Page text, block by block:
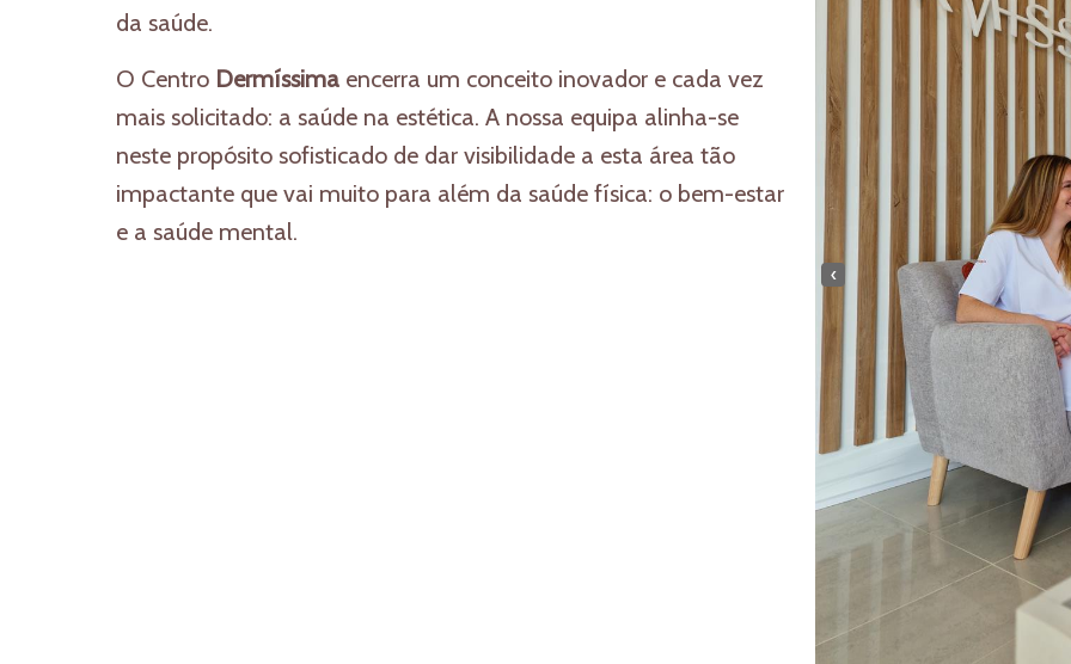
da saúde.
O Centro Dermíssima encerra um conceito inovador e cada vez
mais solicitado: a saúde na estética. A nossa equipa alinha-se
neste propósito sofisticado de dar visibilidade a esta área tão
impactante que vai muito para além da saúde física: o bem-estar
e a saúde mental.
‹